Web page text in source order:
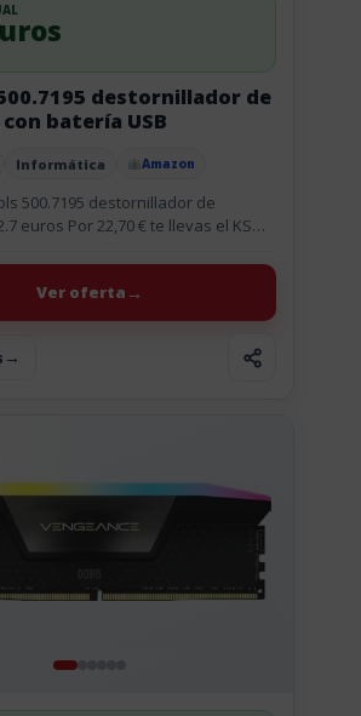
Informática Amazon
destornillador de
batería USB
500.7195 destornillador de
euros Por 22,70 € te llevas el KS
Ver oferta